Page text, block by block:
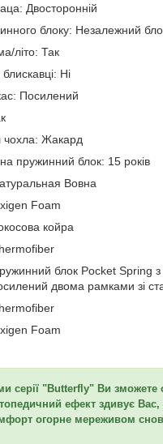
Двосторонній
блоку: Незалежний
літо: Так
Ні
Посилений
чохла: Жакард
на пружинний блок: 15 років
Вовна
Foam
койра
блок Pocket Spring з
двома рамками зі
Foam
серії "Butterfly" Ви зможете
ефект здивує
огорне мереживом